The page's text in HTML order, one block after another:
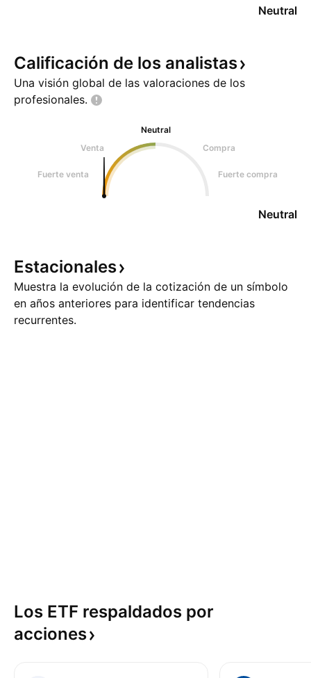
Neutral
Calificación de los analistas
Una visión global de las valoraciones de los
profesionales.
Neutral
Venta
Compra
Fuerte venta Fuerte compra
Neutral
Estacionales
Muestra la evolución de la cotización de un símbolo
en años anteriores para identificar tendencias
recurrentes.
Los ETF respaldados por
acciones